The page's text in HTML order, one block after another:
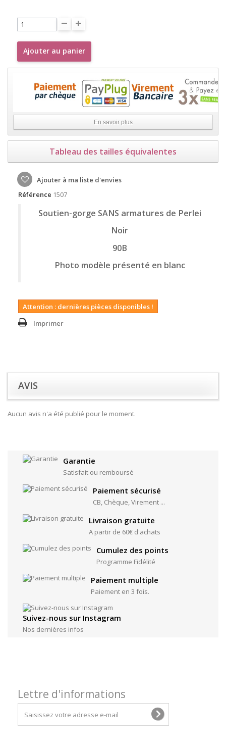
Ajouter au panier
En savoir plus
Tableau des tailles équivalentes
Ajouter à ma liste d'envies
Référence 1507
Soutien-gorge SANS armatures de Perlei
Noir
90B
Photo modèle présenté en blanc
Attention : dernières pièces disponibles !
Imprimer
AVIS
Aucun avis n'a été publié pour le moment.
Garantie
Satisfait ou remboursé
Paiement sécurisé
CB, Chèque, Virement ...
Livraison gratuite
A partir de 60€ d'achats
Cumulez des points
Programme Fidélité
Paiement multiple
Paiement en 3 fois.
Suivez-nous sur Instagram
Nos dernières infos
Lettre d'informations